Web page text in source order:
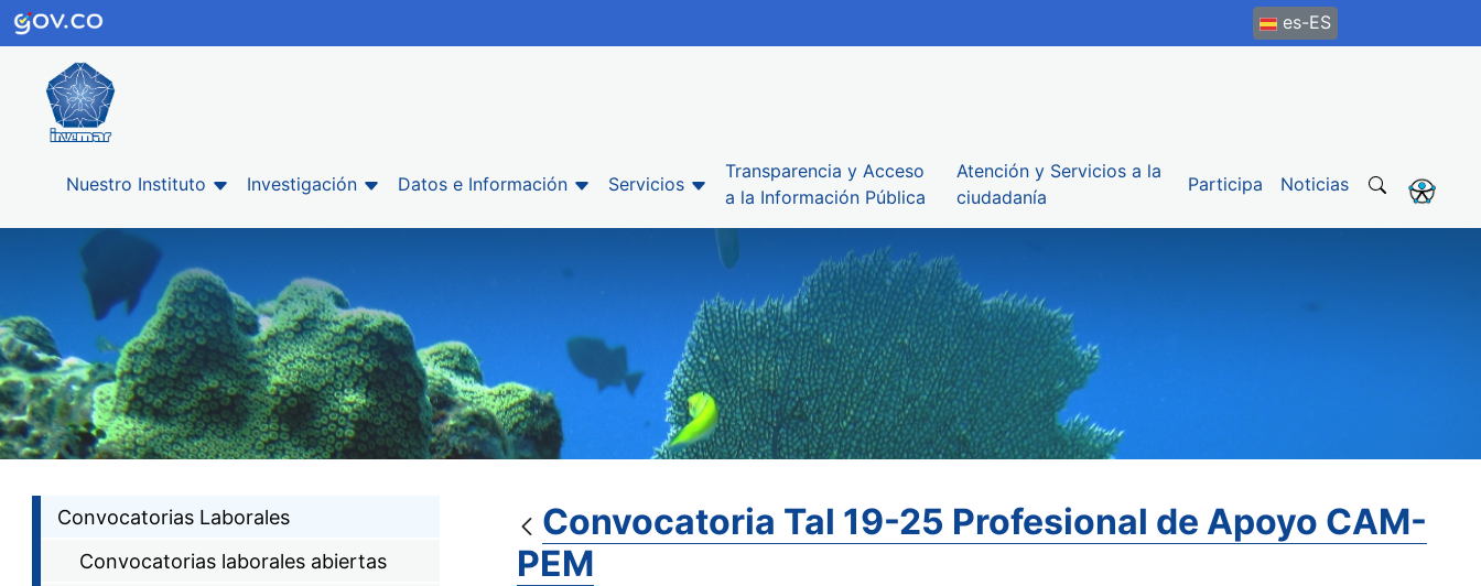
es-ES
Nuestro Instituto Investigación Datos e Información Servicios
Transparencia y Acceso
a la Información Pública
Atención y Servicios a la
ciudadanía
Participa Noticias
Convocatorias Laborales
Convocatorias laborales abiertas
Convocatoria Tal 19-25 Profesional de Apoyo CAM-
PEM